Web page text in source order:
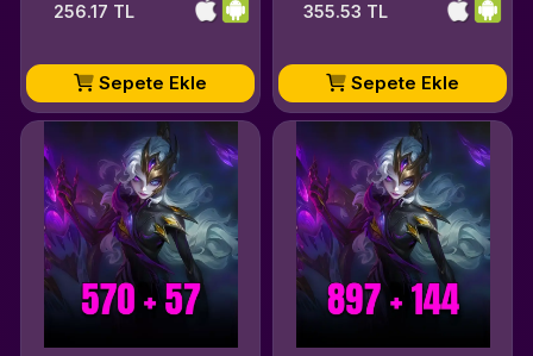
256.17 TL
Sepete Ekle
355.53 TL
Sepete Ekle